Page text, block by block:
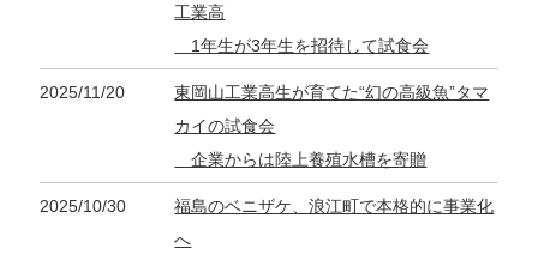
工業高
1年生が3年生を招待して試食会
2025/11/20
東岡山工業高生が育てた“幻の高級魚”タマ
カイの試食会
企業からは陸上養殖水槽を寄贈
2025/10/30
福島のベニザケ、浪江町で本格的に事業化
へ